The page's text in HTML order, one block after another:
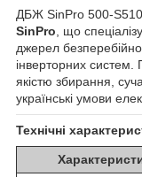
ДБЖ SinPro 500-S510
SinPro , що
джерел
інверторних систем.
якістю збирання,
українські умови
Технічні